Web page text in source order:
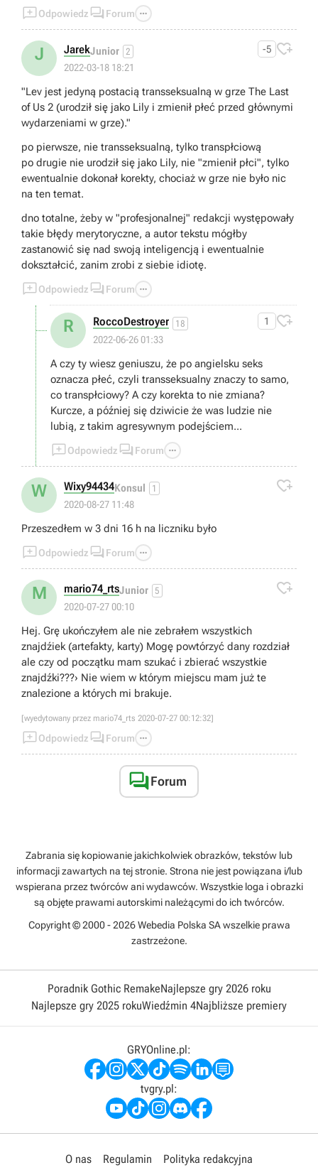
Odpowiedz  Forum 
J JarekJunior 2
2022-03-18 18:21
-5 
"Lev jest jedyną postacią transseksualną w grze The Last
of Us 2 (urodził się jako Lily i zmienił płeć przed głównymi
wydarzeniami w grze)."
po pierwsze, nie transseksualną, tylko transpłciową
po drugie nie urodził się jako Lily, nie "zmienił płci", tylko
ewentualnie dokonał korekty, chociaż w grze nie było nic
na ten temat.
dno totalne, żeby w "profesjonalnej" redakcji występowały
takie błędy merytoryczne, a autor tekstu mógłby
zastanowić się nad swoją inteligencją i ewentualnie
dokształcić, zanim zrobi z siebie idiotę.
Odpowiedz  Forum 
R RoccoDestroyer 18
2022-06-26 01:33
1 
A czy ty wiesz geniuszu, że po angielsku seks
oznacza płeć, czyli transseksualny znaczy to samo,
co transpłciowy? A czy korekta to nie zmiana?
Kurcze, a później się dziwicie że was ludzie nie
lubią, z takim agresywnym podejściem...
Odpowiedz  Forum 
W Wixy94434Konsul 1
2020-08-27 11:48

Przeszedłem w 3 dni 16 h na liczniku było
Odpowiedz  Forum 
M mario74_rtsJunior 5
2020-07-27 00:10

Hej. Grę ukończyłem ale nie zebrałem wszystkich
znajdźiek (artefakty, karty) Mogę powtórzyć dany rozdział
ale czy od początku mam szukać i zbierać wszystkie
znajdźki???› Nie wiem w którym miejscu mam już te
znalezione a których mi brakuje.
[wyedytowany przez mario74_rts 2020-07-27 00:12:32]
Odpowiedz  Forum 
Forum
Zabrania się kopiowanie jakichkolwiek obrazków, tekstów lub
informacji zawartych na tej stronie. Strona nie jest powiązana i/lub
wspierana przez twórców ani wydawców. Wszystkie loga i obrazki
są objęte prawami autorskimi należącymi do ich twórców.
Copyright © 2000 - 2026 Webedia Polska SA wszelkie prawa
zastrzeżone.
Poradnik Gothic RemakeNajlepsze gry 2026 roku
Najlepsze gry 2025 rokuWiedźmin 4Najbliższe premiery
GRYOnline.pl:
tvgry.pl:
O nas Regulamin Polityka redakcyjna